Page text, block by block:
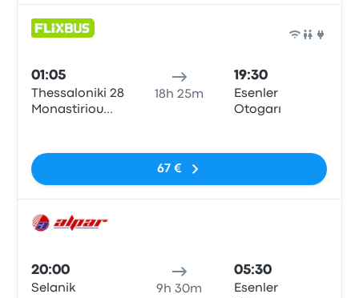
01:05
Thessaloniki 28
Monastiriou
18h 25m
19:30
Esenler
Otogarı
67 €
20:00
Selanik 9h 30m
05:30
Esenler